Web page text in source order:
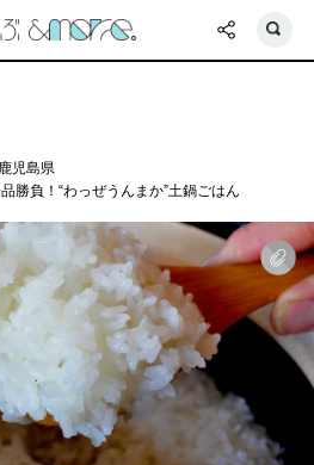
鹿児島県
勝負！“わっぜうんまか”土鍋ごはん